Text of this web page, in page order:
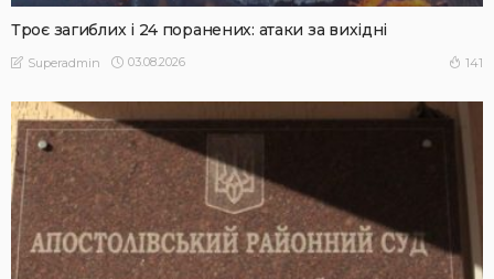
Троє загиблих і 24 поранених: атаки за вихідні
Superadmin 03.08.2026 141